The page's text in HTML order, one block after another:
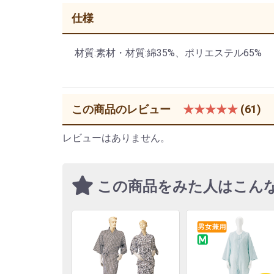
仕様
材質:素材・材質:綿35%、ポリエステル65%
この商品のレビュー ★★★★★ (61)
レビューはありません。
この商品をみた人はこん